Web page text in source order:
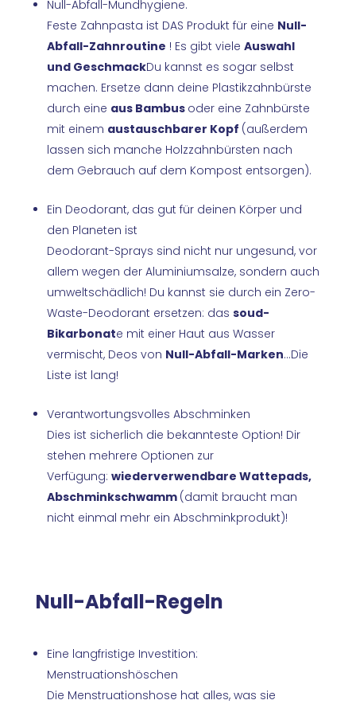
Null-Abfall-Mundhygiene.
Feste Zahnpasta ist DAS Produkt für eine Null-
Abfall-Zahnroutine ! Es gibt viele Auswahl
und GeschmackDu kannst es sogar selbst
machen. Ersetze dann deine Plastikzahnbürste
durch eine aus Bambus oder eine Zahnbürste
mit einem austauschbarer Kopf (außerdem
lassen sich manche Holzzahnbürsten nach
dem Gebrauch auf dem Kompost entsorgen).
Ein Deodorant, das gut für deinen Körper und
den Planeten ist
Deodorant-Sprays sind nicht nur ungesund, vor
allem wegen der Aluminiumsalze, sondern auch
umweltschädlich! Du kannst sie durch ein Zero-
Waste-Deodorant ersetzen: das soud-
Bikarbonate mit einer Haut aus Wasser
vermischt, Deos von Null-Abfall-Marken...Die
Liste ist lang!
Verantwortungsvolles Abschminken
Dies ist sicherlich die bekannteste Option! Dir
stehen mehrere Optionen zur
Verfügung: wiederverwendbare Wattepads,
Abschminkschwamm (damit braucht man
nicht einmal mehr ein Abschminkprodukt)!
Null-Abfall-Regeln
Eine langfristige Investition:
Menstruationshöschen
Die Menstruationshose hat alles, was sie